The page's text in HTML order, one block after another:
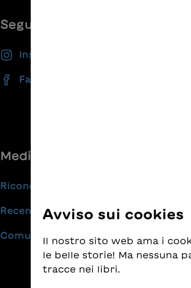
Seguiteci
Instagram
Facebook
Medie
Riconoscimenti
Recensioni
Comunicati stampa
Avviso sui cookies
Il nostro sito web ama i
le belle storie! Ma nessuna
tracce nei libri.